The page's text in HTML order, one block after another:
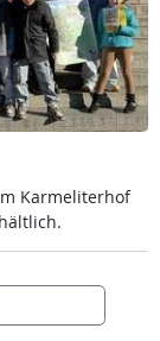
Kar­me­li­ter­hof